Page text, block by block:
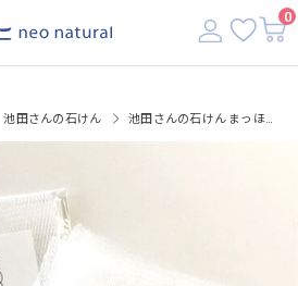
0
池田さんの石けん